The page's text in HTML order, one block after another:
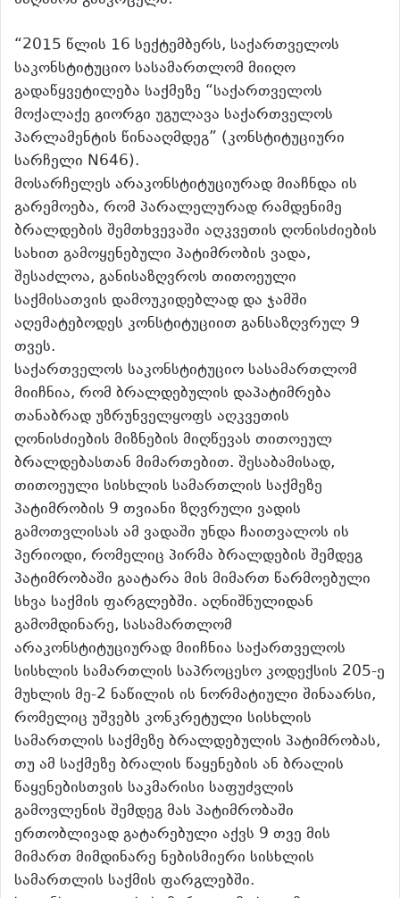
“2015 წლის 16 სექტემბერს, საქართველოს
საკონსტიტუციო სასამართლომ მიიღო
გადაწყვეტილება საქმეზე “საქართველოს
მოქალაქე გიორგი უგულავა საქართველოს
პარლამენტის წინააღმდეგ” (კონსტიტუციური
სარჩელი N646).
მოსარჩელეს არაკონსტიტუციურად მიაჩნდა ის
გარემოება, რომ პარალელურად რამდენიმე
ბრალდების შემთხვევაში აღკვეთის ღონისძიების
სახით გამოყენებული პატიმრობის ვადა,
შესაძლოა, განისაზღვროს თითოეული
საქმისათვის დამოუკიდებლად და ჯამში
აღემატებოდეს კონსტიტუციით განსაზღვრულ 9
თვეს.
საქართველოს საკონსტიტუციო სასამართლომ
მიიჩნია, რომ ბრალდებულის დაპატიმრება
თანაბრად უზრუნველყოფს აღკვეთის
ღონისძიების მიზნების მიღწევას თითოეულ
ბრალდებასთან მიმართებით. შესაბამისად,
თითოეული სისხლის სამართლის საქმეზე
პატიმრობის 9 თვიანი ზღვრული ვადის
გამოთვლისას ამ ვადაში უნდა ჩაითვალოს ის
პერიოდი, რომელიც პირმა ბრალდების შემდეგ
პატიმრობაში გაატარა მის მიმართ წარმოებული
სხვა საქმის ფარგლებში. აღნიშნულიდან
გამომდინარე, სასამართლომ
არაკონსტიტუციურად მიიჩნია საქართველოს
სისხლის სამართლის საპროცესო კოდექსის 205-ე
მუხლის მე-2 ნაწილის ის ნორმატიული შინაარსი,
რომელიც უშვებს კონკრეტული სისხლის
სამართლის საქმეზე ბრალდებულის პატიმრობას,
თუ ამ საქმეზე ბრალის წაყენების ან ბრალის
წაყენებისთვის საკმარისი საფუძვლის
გამოვლენის შემდეგ მას პატიმრობაში
ერთობლივად გატარებული აქვს 9 თვე მის
მიმართ მიმდინარე ნებისმიერი სისხლის
სამართლის საქმის ფარგლებში.